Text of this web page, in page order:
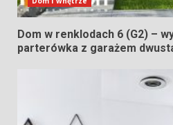
Dom w renklodach 6 (G2) –
parterówka z garażem